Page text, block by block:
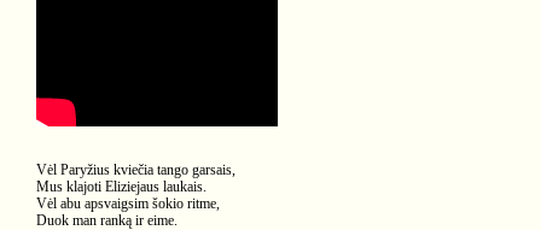
Vėl Paryžius kviečia tango garsais,
Mus klajoti Eliziejaus laukais.
Vėl abu apsvaigsim šokio ritme,
Duok man ranką ir eime.